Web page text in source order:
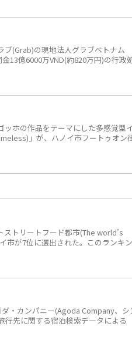
(Grab)の現地法人グラブベトナム
13億6000万VND(約820万円)の行政
ホの作品をテーマにした多感覚型
」が、ハノイ市フートゥオン
トリートフード都市(The world’s
が7位に選出された。このランキン
・カンパニー(Agoda Company、シ
行先に関する宿泊検索データによる